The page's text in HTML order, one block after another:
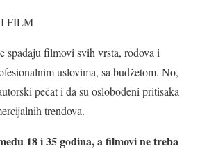
FILM
spadaju filmovi svih vrsta, rodova i
uslovima, sa budžetom. No,
pečat i da su oslobođeni pritisaka
trendova.
18 i 35 godina, a filmovi ne treba